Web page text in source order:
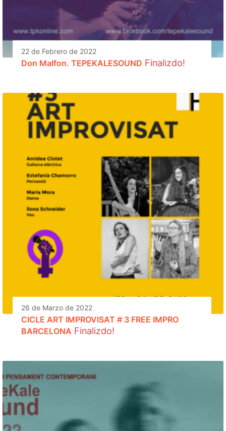
22 de Febrero de 2022
Don Malfon. TEPEKALESOUND Finalizdo!
26 de Marzo de 2022
CICLE ART IMPROVISAT # 3 FREE IMPRO
BARCELONA Finalizdo!